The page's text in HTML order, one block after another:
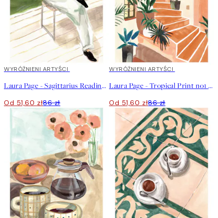
40%*
WYRÓŻNIENI ARTYŚCI
Laura Page - Sagittarius Reading Plakat
Od 51,60 zł86 zł
40%*
WYRÓŻNIENI ARTYŚCI
Laura Page - Tropical Print no1 Plakat
Od 51,60 zł86 zł